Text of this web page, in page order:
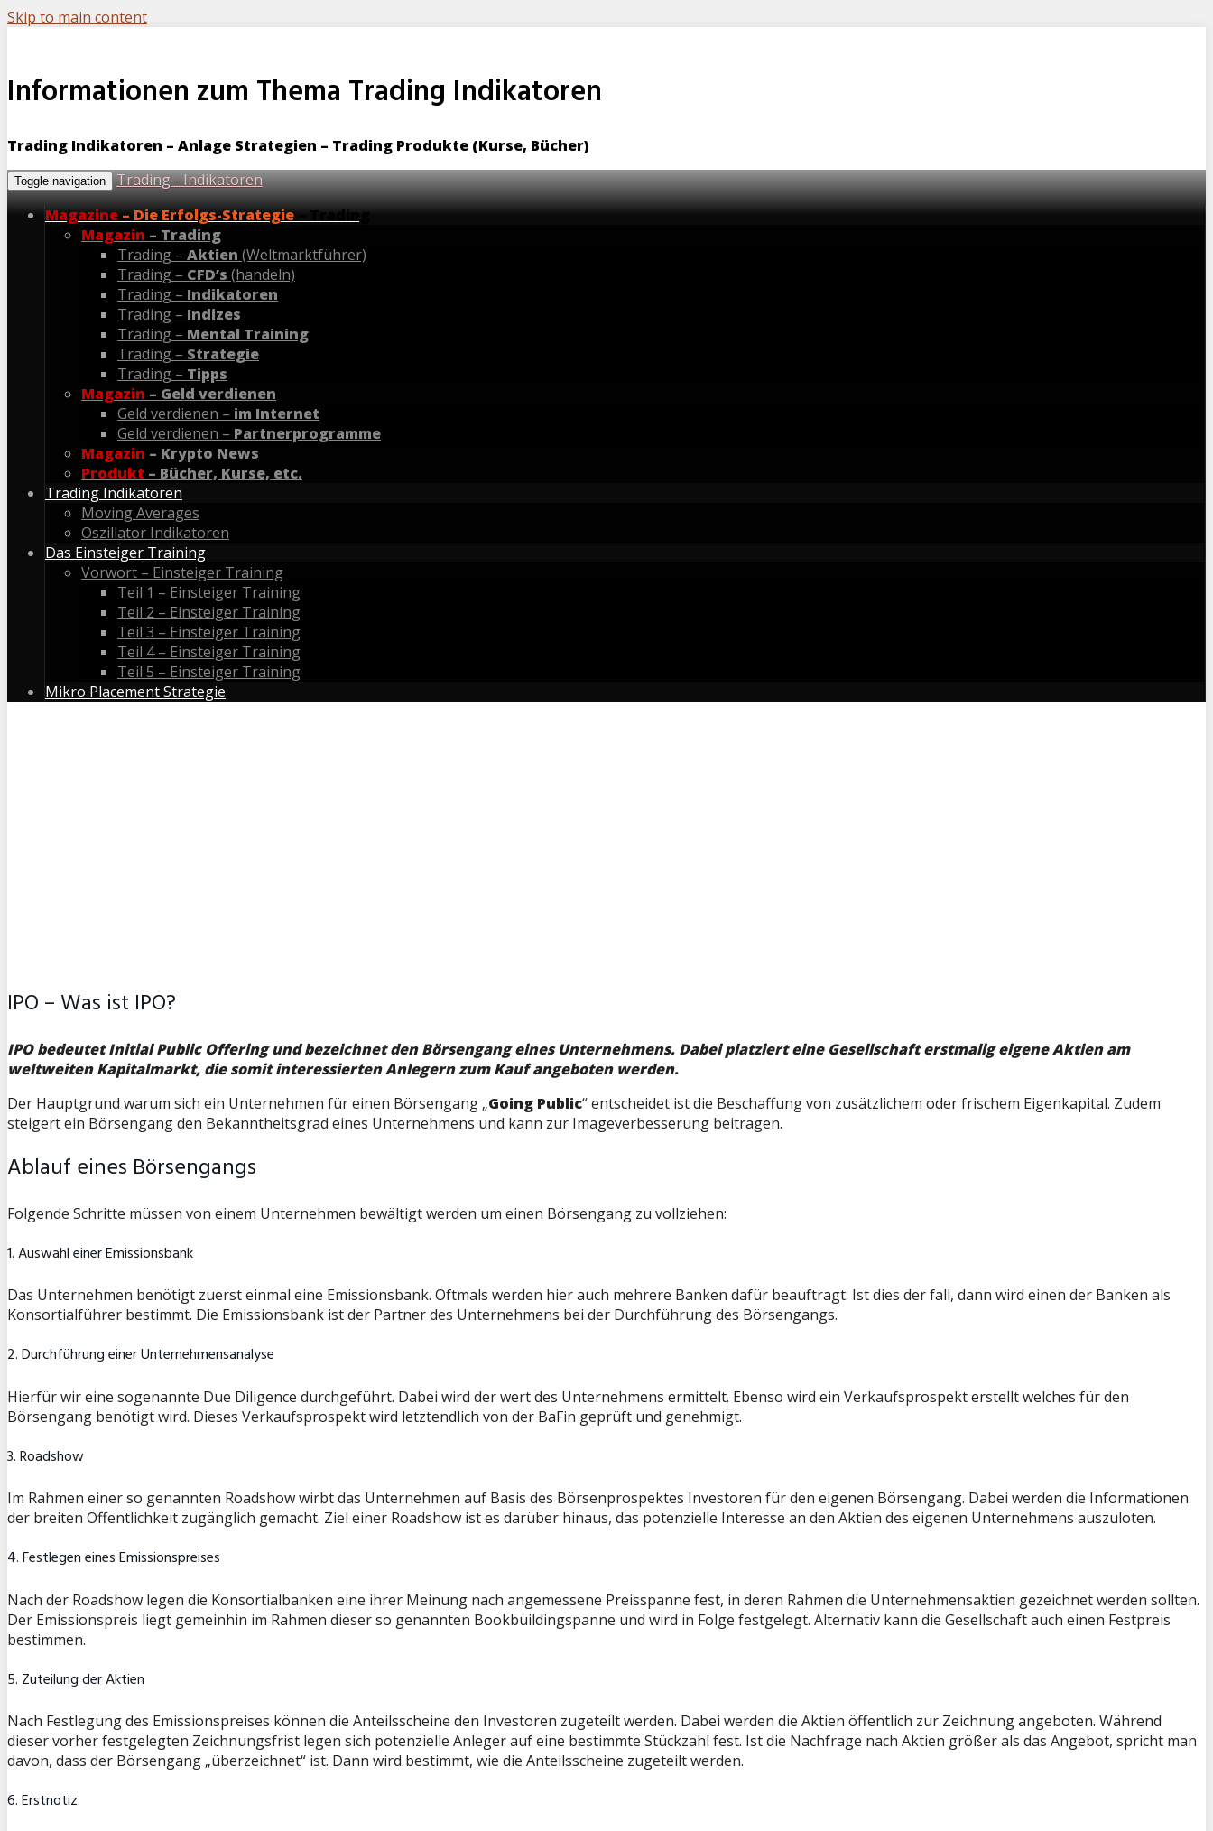
Skip to main content
Informationen zum Thema Trading Indikatoren
Trading Indikatoren – Anlage Strategien – Trading Produkte (Kurse, Bücher)
Toggle navigation
Trading - Indikatoren
Magazine – Die Erfolgs-Strategie – Trading
Magazin – Trading
Trading – Aktien (Weltmarktführer)
Trading – CFD’s (handeln)
Trading – Indikatoren
Trading – Indizes
Trading – Mental Training
Trading – Strategie
Trading – Tipps
Magazin – Geld verdienen
Geld verdienen – im Internet
Geld verdienen – Partnerprogramme
Magazin – Krypto News
Produkt – Bücher, Kurse, etc.
Trading Indikatoren
Moving Averages
Oszillator Indikatoren
Das Einsteiger Training
Vorwort – Einsteiger Training
Teil 1 – Einsteiger Training
Teil 2 – Einsteiger Training
Teil 3 – Einsteiger Training
Teil 4 – Einsteiger Training
Teil 5 – Einsteiger Training
Mikro Placement Strategie
IPO – Was ist IPO?
IPO bedeutet Initial Public Offering und bezeichnet den Börsengang eines Unternehmens. Dabei platziert eine Gesellschaft erstmalig eigene Aktien am
weltweiten Kapitalmarkt, die somit interessierten Anlegern zum Kauf angeboten werden.
Der Hauptgrund warum sich ein Unternehmen für einen Börsengang „Going Public“ entscheidet ist die Beschaffung von zusätzlichem oder frischem Eigenkapital. Zudem
steigert ein Börsengang den Bekanntheitsgrad eines Unternehmens und kann zur Imageverbesserung beitragen.
Ablauf eines Börsengangs
Folgende Schritte müssen von einem Unternehmen bewältigt werden um einen Börsengang zu vollziehen:
1. Auswahl einer Emissionsbank
Das Unternehmen benötigt zuerst einmal eine Emissionsbank. Oftmals werden hier auch mehrere Banken dafür beauftragt. Ist dies der fall, dann wird einen der Banken als
Konsortialführer bestimmt. Die Emissionsbank ist der Partner des Unternehmens bei der Durchführung des Börsengangs.
2. Durchführung einer Unternehmensanalyse
Hierfür wir eine sogenannte Due Diligence durchgeführt. Dabei wird der wert des Unternehmens ermittelt. Ebenso wird ein Verkaufsprospekt erstellt welches für den
Börsengang benötigt wird. Dieses Verkaufsprospekt wird letztendlich von der BaFin geprüft und genehmigt.
3. Roadshow
Im Rahmen einer so genannten Roadshow wirbt das Unternehmen auf Basis des Börsenprospektes Investoren für den eigenen Börsengang. Dabei werden die Informationen
der breiten Öffentlichkeit zugänglich gemacht. Ziel einer Roadshow ist es darüber hinaus, das potenzielle Interesse an den Aktien des eigenen Unternehmens auszuloten.
4. Festlegen eines Emissionspreises
Nach der Roadshow legen die Konsortialbanken eine ihrer Meinung nach angemessene Preisspanne fest, in deren Rahmen die Unternehmensaktien gezeichnet werden sollten.
Der Emissionspreis liegt gemeinhin im Rahmen dieser so genannten Bookbuildingspanne und wird in Folge festgelegt. Alternativ kann die Gesellschaft auch einen Festpreis
bestimmen.
5. Zuteilung der Aktien
Nach Festlegung des Emissionspreises können die Anteilsscheine den Investoren zugeteilt werden. Dabei werden die Aktien öffentlich zur Zeichnung angeboten. Während
dieser vorher festgelegten Zeichnungsfrist legen sich potenzielle Anleger auf eine bestimmte Stückzahl fest. Ist die Nachfrage nach Aktien größer als das Angebot, spricht man
davon, dass der Börsengang „überzeichnet“ ist. Dann wird bestimmt, wie die Anteilsscheine zugeteilt werden.
6. Erstnotiz